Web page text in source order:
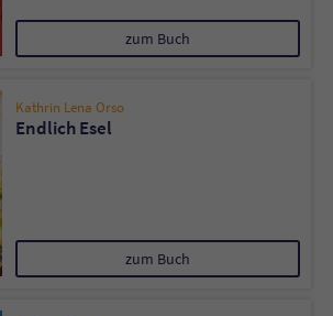
zum Buch
Kathrin Lena Orso
Endlich Esel
zum Buch